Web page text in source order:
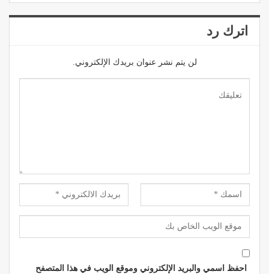
اترك رد
لن يتم نشر عنوان بريدك الإلكتروني.
احفظ اسمي والبريد الإلكتروني وموقع الويب في هذا المتصفح